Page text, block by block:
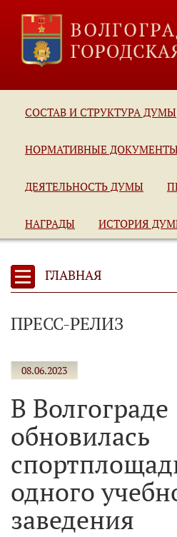
СОСТАВ И СТРУКТУРА ДУМЫ
НОРМАТИВНЫЕ
ДЕЯТЕЛЬНОСТЬ ДУМЫ
НАГРАДЫ ИСТОРИЯ
ГЛАВНАЯ
ПРЕСС-РЕЛИЗ
08.06.2023
В Волгограде
обновилась
одного
заведения